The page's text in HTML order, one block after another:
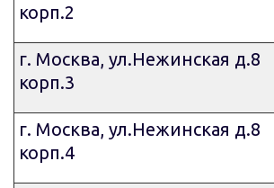
корп.2
г. Москва, ул.Нежинская д.8
корп.3
г. Москва, ул.Нежинская д.8
корп.4